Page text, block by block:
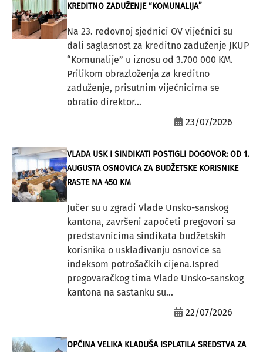
KREDITNO ZADUŽENJE “KOMUNALIJA”
Na 23. redovnoj sjednici OV vijećnici su
dali saglasnost za kreditno zaduženje JKUP
“Komunalije” u iznosu od 3.700 000 KM.
Prilikom obrazloženja za kreditno
zaduženje, prisutnim vijećnicima se
obratio direktor...
23/07/2026
VLADA USK I SINDIKATI POSTIGLI DOGOVOR: OD 1.
AUGUSTA OSNOVICA ZA BUDŽETSKE KORISNIKE
RASTE NA 450 KM
Jučer su u zgradi Vlade Unsko-sanskog
kantona, završeni započeti pregovori sa
predstavnicima sindikata budžetskih
korisnika o usklađivanju osnovice sa
indeksom potrošačkih cijena.Ispred
pregovaračkog tima Vlade Unsko-sanskog
kantona na sastanku su...
22/07/2026
OPĆINA VELIKA KLADUŠA ISPLATILA SREDSTVA ZA